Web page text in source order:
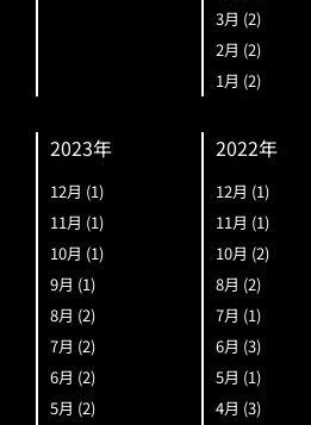
3月 (2)
2月 (2)
1月 (2)
2023年
12月 (1)
11月 (1)
10月 (1)
9月 (1)
8月 (2)
7月 (2)
6月 (2)
5月 (2)
2022年
12月 (1)
11月 (1)
10月 (2)
8月 (2)
7月 (1)
6月 (3)
5月 (1)
4月 (3)